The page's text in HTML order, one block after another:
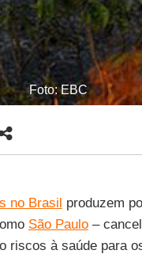
Foto: EBC
no Brasil produzem
São Paulo–
riscos à saúde para